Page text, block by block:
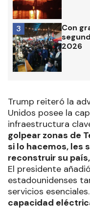
Con
2026
3
Trump reiteró la
Unidos posee la
infraestructura
golpear zonas de
si lo hacemos, les
reconstruir su
El presidente
estadounidenses
servicios esenciales.
capacidad